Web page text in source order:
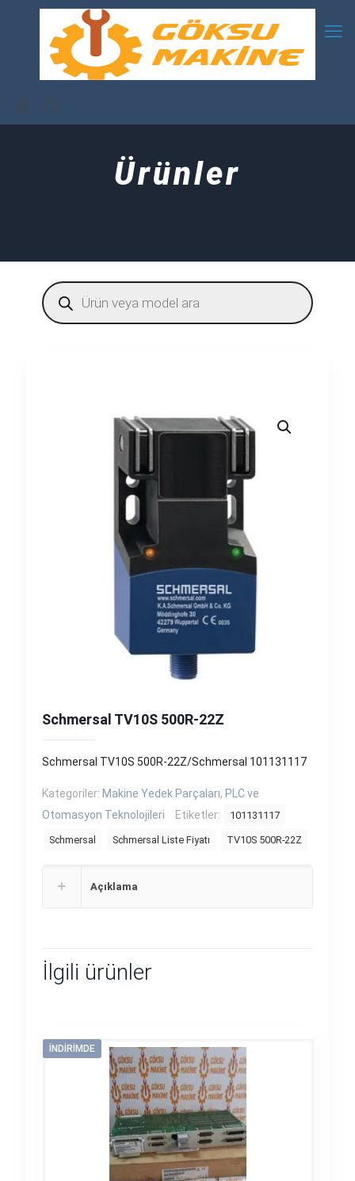
Ürünler
Products
search
Schmersal TV10S 500R-22Z
Schmersal TV10S 500R-22Z/Schmersal 101131117
Kategoriler: Makine Yedek Parçaları, PLC ve
Otomasyon Teknolojileri
Etiketler: 101131117
Schmersal Schmersal Liste Fiyatı TV10S 500R-22Z
Açıklama
İlgili ürünler
İNDIRIMDE